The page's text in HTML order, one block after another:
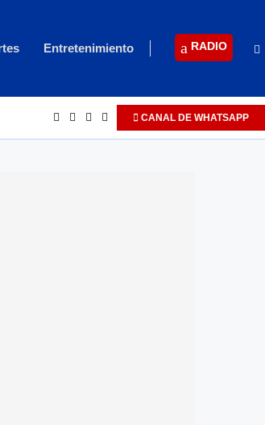
Entretenimiento RADIO
CANAL DE WHATSAPP